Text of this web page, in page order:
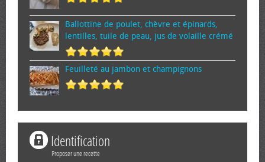
Ballottine de poulet, chèvre et épinards,
lentilles, tuile de peau, jus de volaille crémé
Feuilleté au jambon et champignons
Identification
Proposer une recette